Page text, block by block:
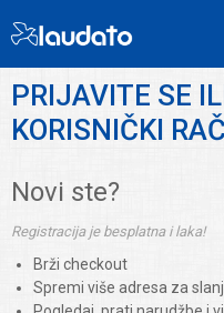
PRIJAVITE SE
KORISNIČKI
Novi ste?
Registracija je besplatna i laka!
Brži checkout
Spremi više adresa za